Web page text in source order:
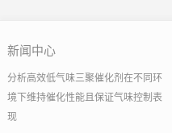
新闻中心
分析高效低气味三聚催化剂在不同环
境下维持催化性能且保证气味控制表
现